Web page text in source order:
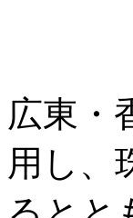
広東・
用し、